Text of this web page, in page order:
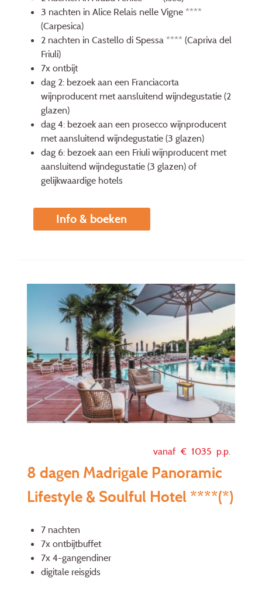
3 nachten in Alice Relais nelle Vigne ****
(Carpesica)
2 nachten in Castello di Spessa **** (Capriva del
Friuli)
7x ontbijt
dag 2: bezoek aan een Franciacorta
wijnproducent met aansluitend wijndegustatie (2
glazen)
dag 4: bezoek aan een prosecco wijnproducent
met aansluitend wijndegustatie (3 glazen)
dag 6: bezoek aan een Friuli wijnproducent met
aansluitend wijndegustatie (3 glazen) of
gelijkwaardige hotels
Info & boeken
vanaf € 1035 p.p.
8 dagen Madrigale Panoramic
Lifestyle & Soulful Hotel ****(*)
7 nachten
7x ontbijtbuffet
7x 4-gangendiner
digitale reisgids